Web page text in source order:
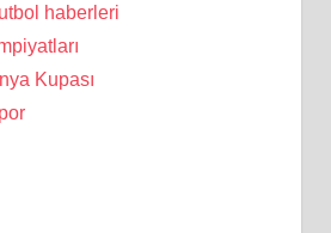
haberleri
Kupası